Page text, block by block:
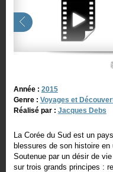
Année : 2015
Genre : Voyages et
Réalisé par : Jacques Debs
La Corée du Sud est un
blessures de son histoire
Soutenue par un désir de
sur trois grands principes :